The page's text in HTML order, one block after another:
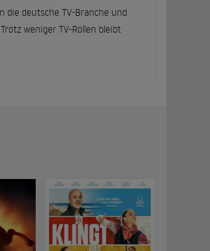
die deutsche TV-Branche und
weniger TV-Rollen bleibt